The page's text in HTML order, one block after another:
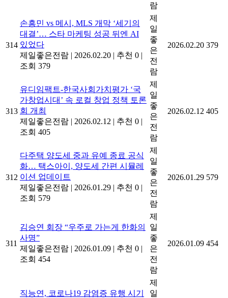
람
314
손흥민 vs 메시, MLS 개막 ‘세기의
대결’… 스타 마케팅 성공 뒤엔 AI
있었다
제일좋은전람 | 2026.02.20 | 추천 0 |
조회 379
제
일
좋
은
전
람
2026.02.20 379
313
유디임팩트-한국사회가치평가 ‘국
가창업시대’ 속 로컬 창업 정책 토론
회 개최
제일좋은전람 | 2026.02.12 | 추천 0 |
조회 405
제
일
좋
은
전
람
2026.02.12 405
312
다주택 양도세 중과 유예 종료 공식
화… 택스아이, 양도세 간편 시뮬레
이션 업데이트
제일좋은전람 | 2026.01.29 | 추천 0 |
조회 579
제
일
좋
은
전
람
2026.01.29 579
311
김승연 회장 “우주로 가는게 한화의
사명”
제일좋은전람 | 2026.01.09 | 추천 0 |
조회 454
제
일
좋
은
전
람
2026.01.09 454
직능연, 코로나19 감염증 유행 시기
제
일